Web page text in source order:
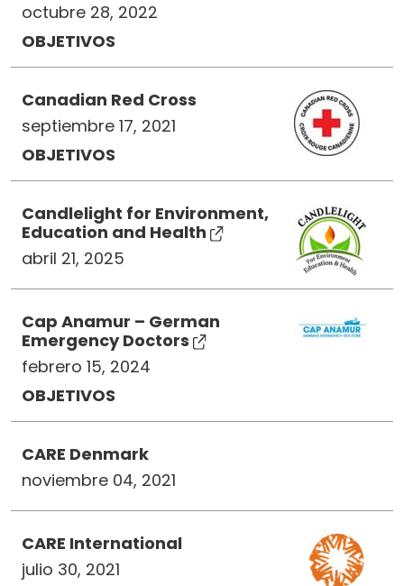
octubre 28, 2022
OBJETIVOS
Canadian Red Cross
septiembre 17, 2021
OBJETIVOS
Candlelight for Environment,
Education and Health
abril 21, 2025
Cap Anamur – German
Emergency Doctors
febrero 15, 2024
OBJETIVOS
CARE Denmark
noviembre 04, 2021
CARE International
julio 30, 2021